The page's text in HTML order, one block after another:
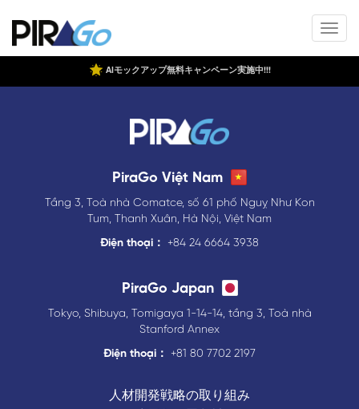
AIモックアップ無料キャンペーン実施中!!!
PiraGo Việt Nam
Tầng 3, Toà nhà Comatce, số 61 phố Nguỵ Như Kon
Tum, Thanh Xuân, Hà Nội, Việt Nam
Điện thoại：
+84 24 6664 3938
PiraGo Japan
Tokyo, Shibuya, Tomigaya 1-14-14, tầng 3, Toà nhà
Stanford Annex
Điện thoại：
+81 80 7702 2197
人材開発戦略の取り組み